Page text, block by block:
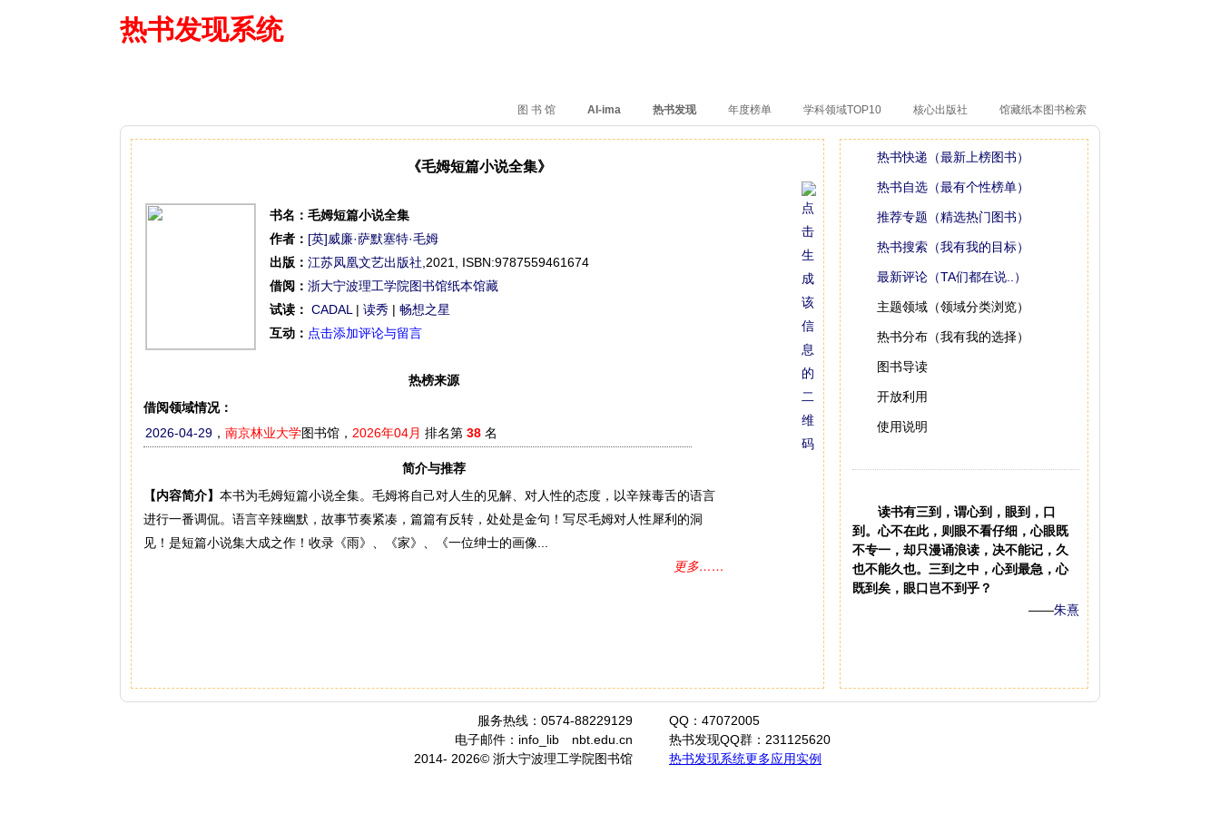
热书发现系统
图 书 馆 AI-ima 热书发现 年度榜单 学科领域TOP10 核心出版社 馆藏纸本图书检索
《毛姆短篇小说全集》
书名： 毛姆短篇小说全集
作者： [英]威廉·萨默塞特·毛姆
出版： 江苏凤凰文艺出版社 ,2021,
ISBN:9787559461674
借阅： 浙大宁波理工学院图书馆纸本馆藏
试读： CADAL | 读秀 | 畅想之星
互动： 点击添加评论与留言
热榜来源
借阅领域情况：
2026-04-29 ， 南京林业大学图书馆， 2026年04月 排名第 38 名
简介与推荐
【内容简介】 本书为毛姆短篇小说全集。毛姆将自己对人生的见解、对人性的态度，以辛辣毒舌的语言
进行一番调侃。语言辛辣幽默，故事节奏紧凑，篇篇有反转，处处是金句！写尽毛姆对人性犀利的洞
见！是短篇小说集大成之作！收录《雨》、《家》、《一位绅士的画像...
更多……
热书快递（最新上榜图书）
热书自选（最有个性榜单）
推荐专题（精选热门图书）
热书搜索（我有我的目标）
最新评论（TA们都在说..）
主题领域（领域分类浏览）
热书分布（我有我的选择）
图书导读
开放利用
使用说明
读书有三到，谓心到，眼到，口
到。心不在此，则眼不看仔细，心眼既
不专一，却只漫诵浪读，决不能记，久
也不能久也。三到之中，心到最急，心
既到矣，眼口岂不到乎？
——朱熹
服务热线：0574-88229129
电子邮件：info_lib
nbt.edu.cn
2014- 2026© 浙大宁波理工学院图书馆
QQ：47072005
热书发现QQ群：231125620
热书发现系统更多应用实例